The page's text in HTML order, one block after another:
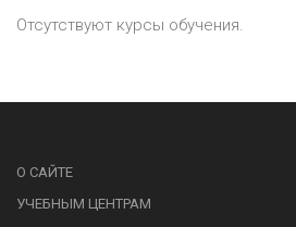
Отсутствуют курсы обучения.
О САЙТЕ
УЧЕБНЫМ ЦЕНТРАМ